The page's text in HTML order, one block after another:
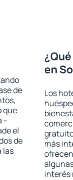
de
que
-
el
de
las
en
Los
más
interés